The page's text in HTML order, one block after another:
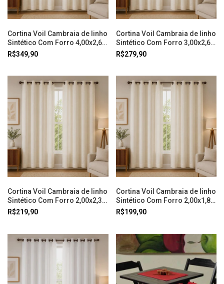
Cortina Voil Cambraia de linho
Sintético Com Forro 4,00x2,60
Off White Doural
R$349,90
Cortina Voil Cambraia de linho
Sintético Com Forro 3,00x2,60
Off White Doural
R$279,90
Cortina Voil Cambraia de linho
Sintético Com Forro 2,00x2,30
Off White Doural
R$219,90
Cortina Voil Cambraia de linho
Sintético Com Forro 2,00x1,80
Off White Doural
R$199,90